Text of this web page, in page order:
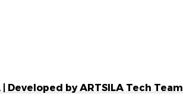
Developed by ARTSILA Tech Team